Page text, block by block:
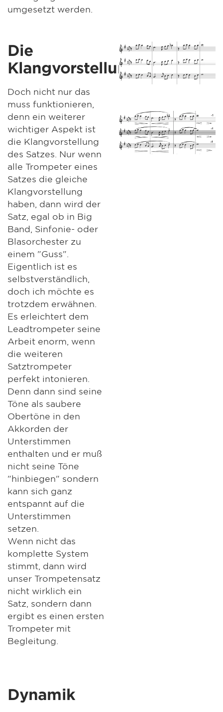
umgesetzt werden.
Die
Klangvorstellung
Doch nicht nur das
muss funktionieren,
denn ein weiterer
wichtiger Aspekt ist
die Klangvorstellung
des Satzes. Nur wenn
alle Trompeter eines
Satzes die gleiche
Klangvorstellung
haben, dann wird der
Satz, egal ob in Big
Band, Sinfonie- oder
Blasorchester zu
einem "Guss".
Eigentlich ist es
selbstverständlich,
doch ich möchte es
trotzdem erwähnen.
Es erleichtert dem
Leadtrompeter seine
Arbeit enorm, wenn
die weiteren
Satztrompeter
perfekt intonieren.
Denn dann sind seine
Töne als saubere
Obertöne in den
Akkorden der
Unterstimmen
enthalten und er muß
nicht seine Töne
"hinbiegen" sondern
kann sich ganz
entspannt auf die
Unterstimmen
setzen.
Wenn nicht das
komplette System
stimmt, dann wird
unser Trompetensatz
nicht wirklich ein
Satz, sondern dann
ergibt es einen ersten
Trompeter mit
Begleitung.
Dynamik